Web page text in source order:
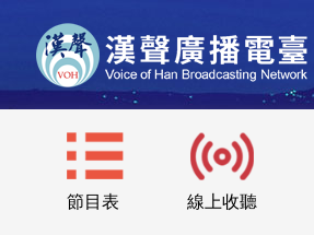
節目表 線上收聽